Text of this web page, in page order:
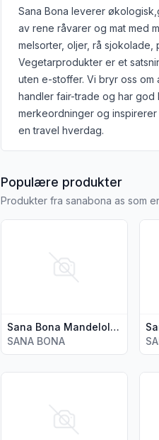
Informasjon om
Sana Bona leverer
av rene råvarer og mat med
melsorter, oljer, rå sjokolade,
Vegetarprodukter er et
uten e-stoffer. Vi bryr oss om
handler fair-trade og har
merkeordninger og
en travel hverdag.
Populære produkterfra
Produkter fra sanabona as som
Sana Bona Mandelolje X-Virging 250ml
SANA BONA
Vis flere detaljer for produktetVis